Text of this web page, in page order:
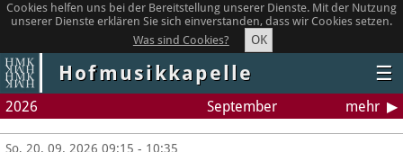
Cookies helfen uns bei der Bereitstellung unserer Dienste. Mit der Nutzung
unserer Dienste erklären Sie sich einverstanden, dass wir Cookies setzen.
Was sind Cookies?
OK
Hofmusikkapelle ☰
2026 September mehr
So, 20. 09. 2026 09:15 - 10:35